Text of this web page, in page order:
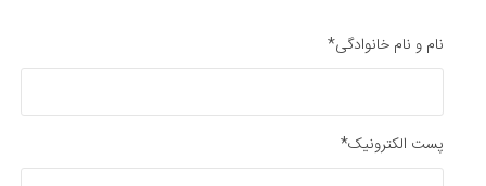
نام و نام خانوادگی*
پست الکترونیک*